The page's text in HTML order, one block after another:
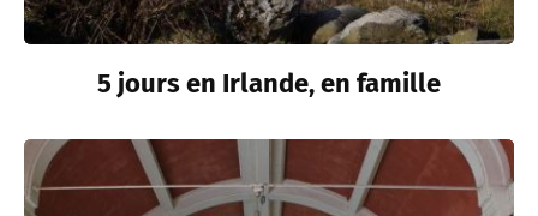
5 jours en Irlande, en famille